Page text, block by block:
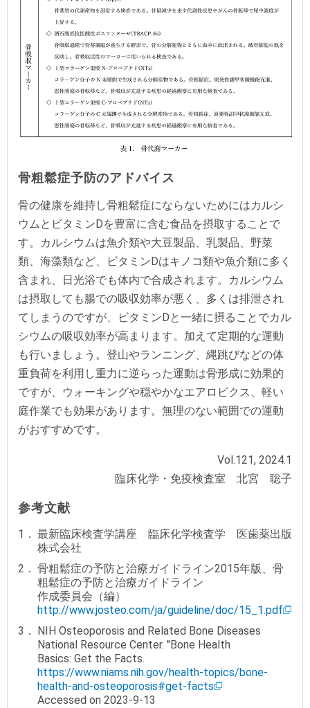
骨粗鬆症予防のアドバイス
骨の健康を維持し骨粗鬆症にならないためにはカルシ
ウムとビタミンDを豊富に含む食品を摂取することで
す。カルシウムは魚介類や大豆製品、乳製品、野菜
類、海藻類など、ビタミンDはキノコ類や魚介類に多く
含まれ、日光浴でも体内で合成されます。カルシウム
は摂取しても腸での吸収効率が悪く、多くは排泄され
てしまうのですが、ビタミンDと一緒に摂ることでカル
シウムの吸収効率が高まります。加えて定期的な運動
も行いましょう。登山やランニング、縄跳びなどの体
重負荷を利用し重力に逆らった運動は骨形成に効果的
ですが、ウォーキングや穏やかなエアロビクス、軽い
庭作業でも効果があります。無理のない範囲での運動
がおすすめです。
Vol.121, 2024.1
臨床化学・免疫検査室 北宮 聡子
参考文献
最新臨床検査学講座 臨床化学検査学 医歯薬出版
株式会社
骨粗鬆症の予防と治療ガイドライン2015年版、骨
粗鬆症の予防と治療ガイドライン
作成委員会（編）
http://www.josteo.com/ja/guideline/doc/15_1.pdf
NIH Osteoporosis and Related Bone Diseases
National Resource Center. "Bone Health
Basics: Get the Facts.
https://www.niams.nih.gov/health-topics/bone-
health-and-osteoporosis#get-facts
Accessed on 2023-9-13